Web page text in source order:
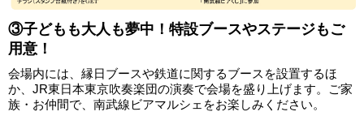
③子どもも大人も夢中！特設ブースやステージもご
用意！
会場内には、縁日ブースや鉄道に関するブースを設置するほ
か、JR東日本東京吹奏楽団の演奏で会場を盛り上げます。ご家
族・お仲間で、南武線ビアマルシェをお楽しみください。